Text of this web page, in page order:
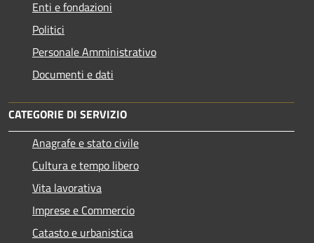
Enti e fondazioni
Politici
Personale Amministrativo
Documenti e dati
CATEGORIE DI SERVIZIO
Anagrafe e stato civile
Cultura e tempo libero
Vita lavorativa
Imprese e Commercio
Catasto e urbanistica